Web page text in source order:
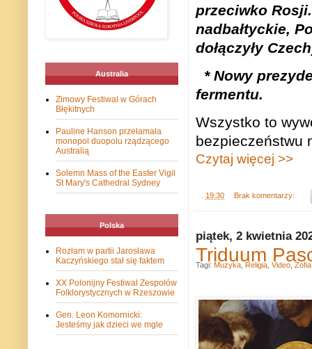
przeciwko
nadbałtyckie,
dołączyły
* Nowy
fermentu.
Wszystko to
bezpieczeństwu
Czytaj więcej >>
19:30 Brak komentarzy:
piątek, 2 kwietnia
Triduum
Tagi: Muzyka Religia Video
Australia
Zimowy Festiwal w Górach
Błękitnych
Pauline Hanson przełamała
monopol duopolu rządzącego
Australią
Solemn Mass of the Easter Vigil
St Mary's Cathedral Sydney
Polska
Rozłam w partii Jarosława
Kaczyńskiego stał się faktem
XX Polonijny Festiwal Zespołów
Folklorystycznych w Rzeszowie
Gen. Leon Komornicki:
Jesteśmy jak dzieci we mgle